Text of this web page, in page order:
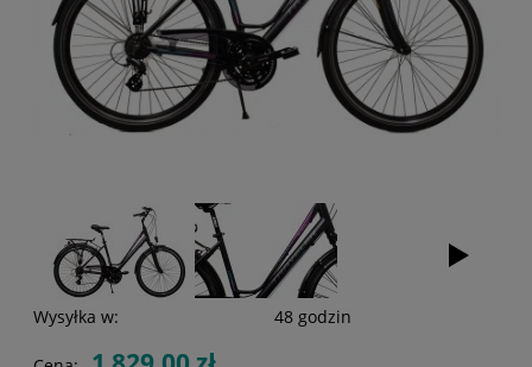
Wysyłka w: 48 godzin